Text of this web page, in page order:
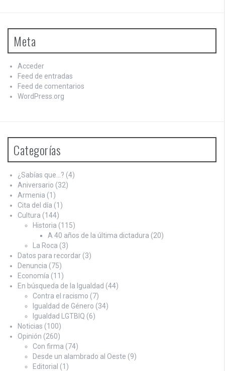
Meta
Acceder
Feed de entradas
Feed de comentarios
WordPress.org
Categorías
¿Sabías que…? (4)
Aniversario (32)
Armenia (1)
Cita del día (1)
Cultura (144)
Historia (115)
A 40 años de la última dictadura (20)
La Roca (3)
Datos para recordar (3)
Denuncia (75)
Economía (11)
En búsqueda de la Igualdad (44)
Contra el racismo (7)
Igualdad de Género (34)
Igualdad LGTBIQ (6)
Noticias (100)
Opinión (260)
Con firma (74)
Desde un alambrado al Oeste (9)
Editorial (1)